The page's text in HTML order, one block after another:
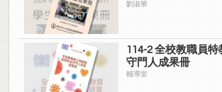
劉淑華
114-2 全校教職員
守門人成果冊
輔導室